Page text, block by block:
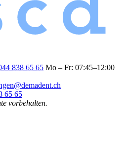
838 65 65 Mo – Fr: 07:45–12:00
65 65
vorbehalten.